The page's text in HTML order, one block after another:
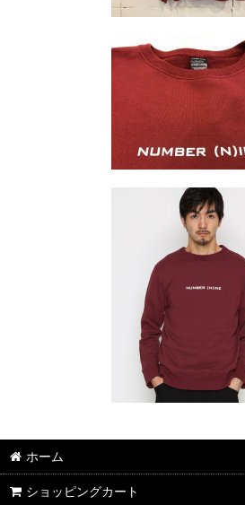
ホーム
ショッピングカート